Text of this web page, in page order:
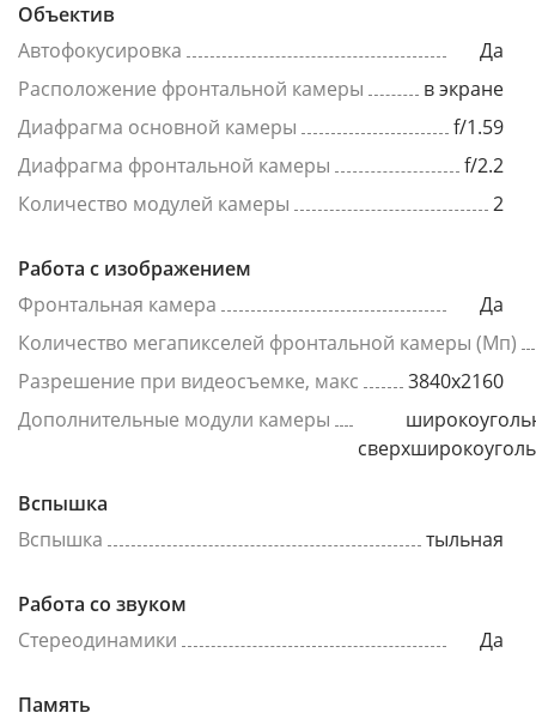
Объектив
Автофокусировка
Да
Расположение фронтальной камеры
в экране
Диафрагма основной камеры
f/1.59
Диафрагма фронтальной камеры
f/2.2
Количество модулей камеры
2
Работа с изображением
Фронтальная камера
Да
Количество мегапикселей фронтальной камеры (Мп)
Разрешение при видеосъемке, макс
3840x2160
Дополнительные модули камеры
Вспышка
Вспышка
тыльная
Работа со звуком
Стереодинамики
Да
Память